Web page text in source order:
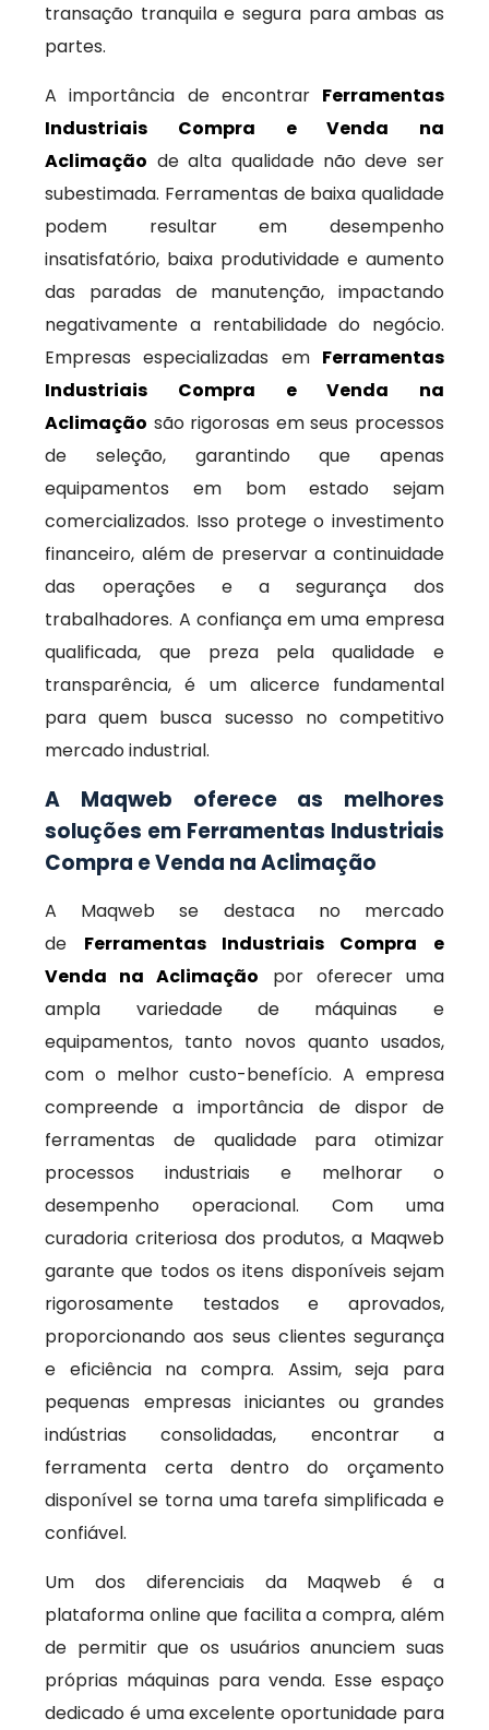
transação tranquila e segura para ambas as
partes.
A importância de encontrar Ferramentas
Industriais Compra e Venda na
Aclimação de alta qualidade não deve ser
subestimada. Ferramentas de baixa qualidade
podem resultar em desempenho
insatisfatório, baixa produtividade e aumento
das paradas de manutenção, impactando
negativamente a rentabilidade do negócio.
Empresas especializadas em Ferramentas
Industriais Compra e Venda na
Aclimação são rigorosas em seus processos
de seleção, garantindo que apenas
equipamentos em bom estado sejam
comercializados. Isso protege o investimento
financeiro, além de preservar a continuidade
das operações e a segurança dos
trabalhadores. A confiança em uma empresa
qualificada, que preza pela qualidade e
transparência, é um alicerce fundamental
para quem busca sucesso no competitivo
mercado industrial.
A Maqweb oferece as melhores
soluções em Ferramentas Industriais
Compra e Venda na Aclimação
A Maqweb se destaca no mercado
de Ferramentas Industriais Compra e
Venda na Aclimação por oferecer uma
ampla variedade de máquinas e
equipamentos, tanto novos quanto usados,
com o melhor custo-benefício. A empresa
compreende a importância de dispor de
ferramentas de qualidade para otimizar
processos industriais e melhorar o
desempenho operacional. Com uma
curadoria criteriosa dos produtos, a Maqweb
garante que todos os itens disponíveis sejam
rigorosamente testados e aprovados,
proporcionando aos seus clientes segurança
e eficiência na compra. Assim, seja para
pequenas empresas iniciantes ou grandes
indústrias consolidadas, encontrar a
ferramenta certa dentro do orçamento
disponível se torna uma tarefa simplificada e
confiável.
Um dos diferenciais da Maqweb é a
plataforma online que facilita a compra, além
de permitir que os usuários anunciem suas
próprias máquinas para venda. Esse espaço
dedicado é uma excelente oportunidade para